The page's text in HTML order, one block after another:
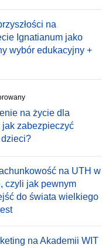
na
Ignatianum jako
wybór edukacyjny +
na życie dla
jak zabezpieczyć
dzieci?
na UTH w
czyli jak pewnym
do świata wielkiego
na Akademii WIT